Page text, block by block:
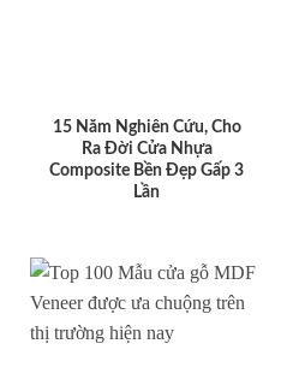
15 Năm Nghiên Cứu, Cho
Ra Đời Cửa Nhựa
Composite Bền Đẹp Gấp 3
Lần